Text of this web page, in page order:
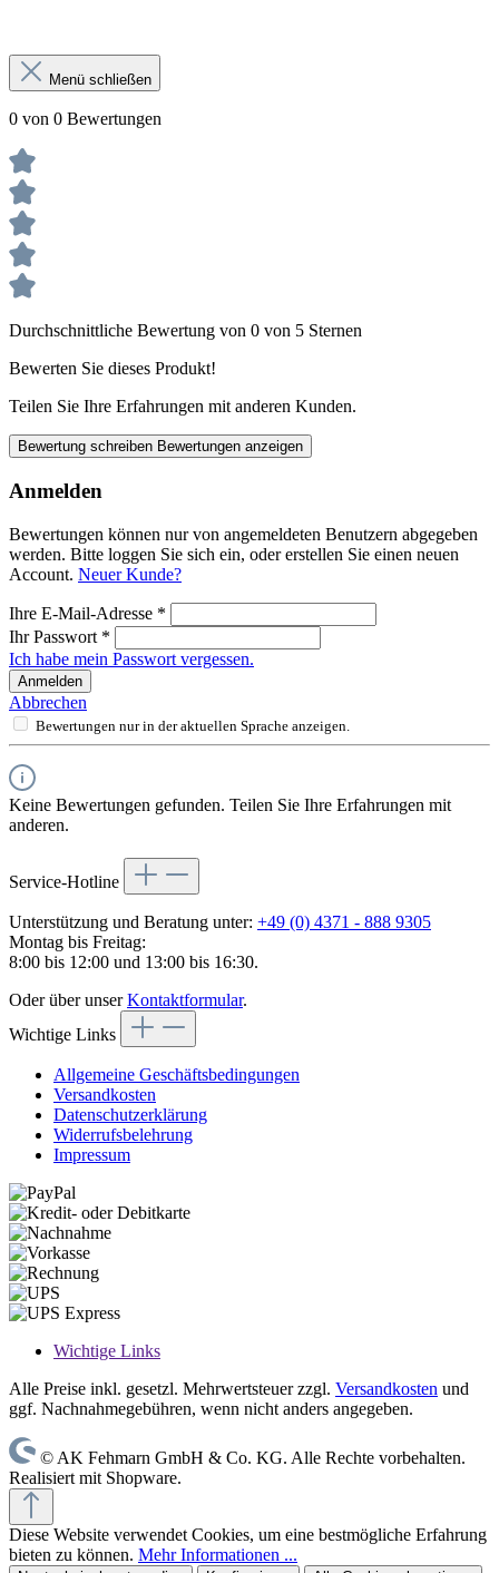
Menü schließen
0 von 0 Bewertungen
Durchschnittliche Bewertung von 0 von 5 Sternen
Bewerten Sie dieses Produkt!
Teilen Sie Ihre Erfahrungen mit anderen Kunden.
Bewertung schreiben Bewertungen anzeigen
Anmelden
Bewertungen können nur von angemeldeten Benutzern abgegeben
werden. Bitte loggen Sie sich ein, oder erstellen Sie einen neuen
Account. Neuer Kunde?
Ihre E-Mail-Adresse *
Ihr Passwort *
Ich habe mein Passwort vergessen.
Anmelden
Abbrechen
Bewertungen nur in der aktuellen Sprache anzeigen.
Keine Bewertungen gefunden. Teilen Sie Ihre Erfahrungen mit
anderen.
Service-Hotline
Unterstützung und Beratung unter: +49 (0) 4371 - 888 9305
Montag bis Freitag:
8:00 bis 12:00 und 13:00 bis 16:30.
Oder über unserKontaktformular.
Wichtige Links
Allgemeine Geschäftsbedingungen
Versandkosten
Datenschutzerklärung
Widerrufsbelehrung
Impressum
Wichtige Links
Alle Preise inkl. gesetzl. Mehrwertsteuer zzgl. Versandkosten und
ggf. Nachnahmegebühren, wenn nicht anders angegeben.
© AK Fehmarn GmbH & Co. KG. Alle Rechte vorbehalten.
Realisiert mit Shopware.
Diese Website verwendet Cookies, um eine bestmögliche Erfahrung
bieten zu können. Mehr Informationen ...